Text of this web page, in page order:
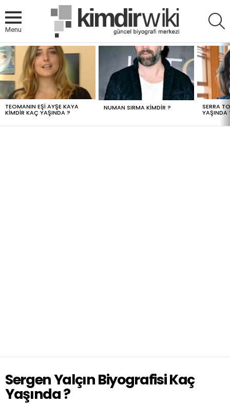
Menu
MOST
VIEWED
STORIES
TEOMANIN EŞI AYŞE KAYA
KIMDIR KAÇ YAŞINDA ?
NUMAN SIRMA KIMDIR ? SERRA
YAŞINDA
Sergen Yalçın Biyografisi Kaç
Yaşında ?